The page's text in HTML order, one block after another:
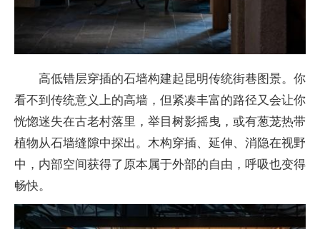
高低错层穿插的石墙构建起昆明传统街巷图景。你
看不到传统意义上的高墙，但紧凑丰富的路径又会让你
恍惚迷失在古老村落里，举目树影摇曳，或有葱茏热带
植物从石墙缝隙中探出。木构穿插、延伸、消隐在视野
中，内部空间获得了原本属于外部的自由，呼吸也变得
畅快。